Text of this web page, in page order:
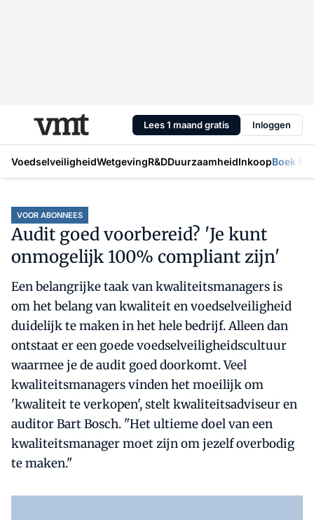
Lees 1 maand gratis Inloggen
VoedselveiligheidWetgevingR&DDuurzaamheidInkoopBoek
VOOR ABONNEES
Audit goed voorbereid? 'Je kunt
onmogelijk 100% compliant zijn'
Een belangrijke taak van kwaliteitsmanagers is
om het belang van kwaliteit en voedselveiligheid
duidelijk te maken in het hele bedrijf. Alleen dan
ontstaat er een goede voedselveiligheidscultuur
waarmee je de audit goed doorkomt. Veel
kwaliteitsmanagers vinden het moeilijk om
'kwaliteit te verkopen', stelt kwaliteitsadviseur en
auditor Bart Bosch. "Het ultieme doel van een
kwaliteitsmanager moet zijn om jezelf overbodig
te maken."